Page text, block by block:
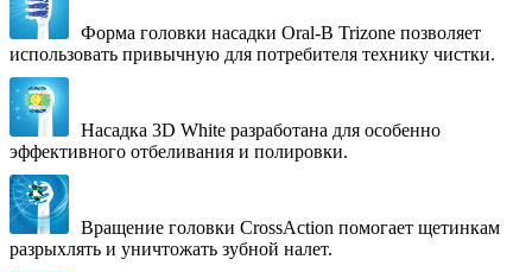
Форма головки насадки Oral-B Trizone позволяет
использовать привычную для потребителя технику чистки.
Насадка 3D White разработана для особенно
эффективного отбеливания и полировки.
Вращение головки CrossAction помогает щетинкам
разрыхлять и уничтожать зубной налет.